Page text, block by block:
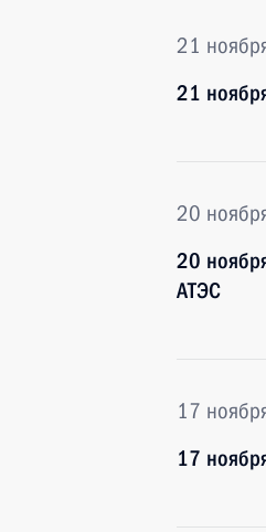
21
21
20
20
АТЭС
17
17